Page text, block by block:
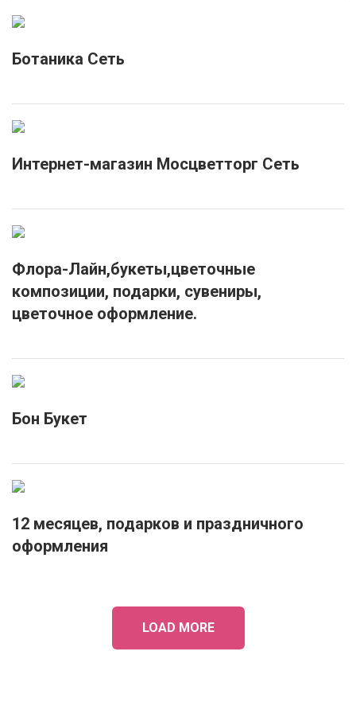
Ботаника Сеть
Интернет-магазин Мосцветторг Сеть
Флора-Лайн,букеты,цветочные
композиции, подарки, сувениры,
цветочное оформление.
Бон Букет
12 месяцев, подарков и праздничного
оформления
LOAD MORE